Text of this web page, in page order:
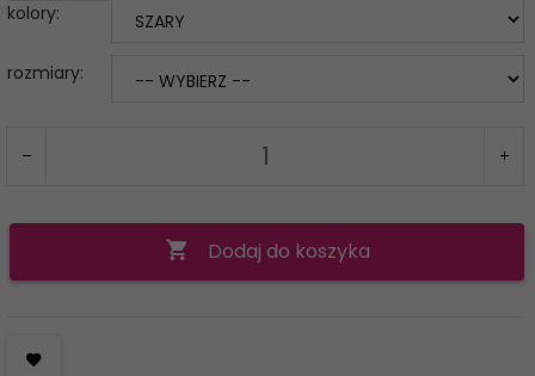
kolory:
rozmiary:
Dodaj do koszyka